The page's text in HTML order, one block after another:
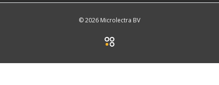
© 2026 Microlectra BV